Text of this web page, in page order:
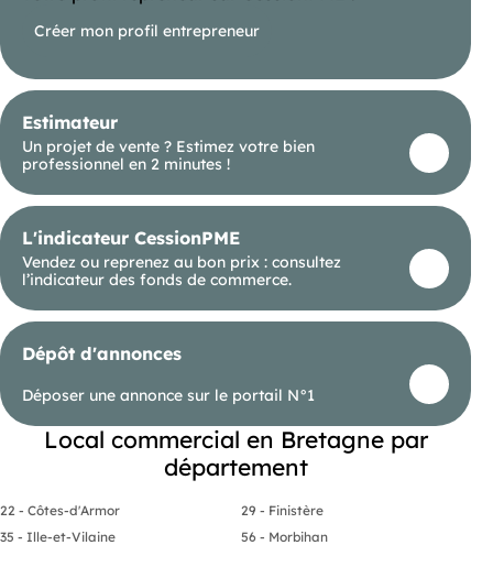
Créer mon profil entrepreneur
Estimateur
Un projet de vente ? Estimez votre bien
professionnel en 2 minutes !
L'indicateur CessionPME
Vendez ou reprenez au bon prix : consultez
l’indicateur des fonds de commerce.
Dépôt d'annonces
Déposer une annonce sur le portail N°1
Local commercial en Bretagne par
département
22 - Côtes-d'Armor
29 - Finistère
35 - Ille-et-Vilaine
56 - Morbihan